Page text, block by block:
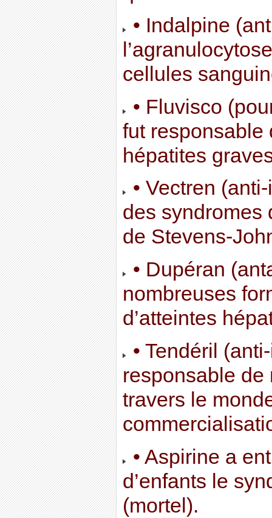
• Indalpine
cellules
• Fluvisco
fut responsable
hépatites
• Vectren
des syndromes
de Stevens-
• Dupéran
nombreuses
d’atteintes
• Tendéril
responsable de
travers le
• Aspirine a
d’enfants le
(mortel).